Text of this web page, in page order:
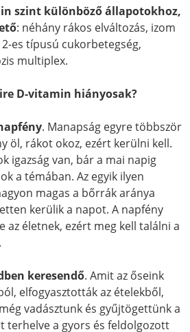
szint különböző állapotokhoz,
: néhány rákos elváltozás, izom
2-es típusú cukorbetegség,
multiplex.
D-vitamin hiányosak?
. Manapság egyre többször
öl, rákot okoz, ezért kerülni kell.
igazság van, bár a mai napig
a témában. Az egyik ilyen
magas a bőrrák aránya
kerülik a napot. A napfény
az életnek, ezért meg kell találni a
keresendő. Amit az őseink
elfogyasztották az ételekből,
vadásztunk és gyűjtögettünk a
terhelve a gyors és feldolgozott